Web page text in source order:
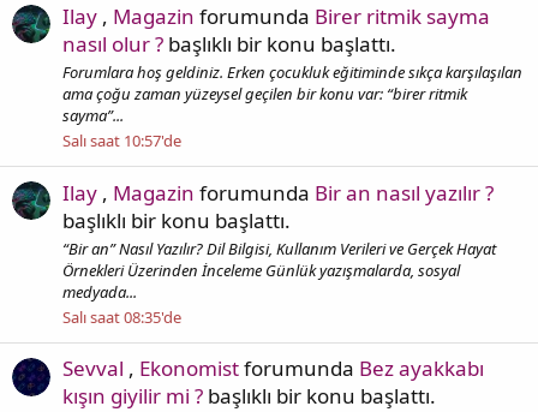
Ilay , Magazin forumunda Birer ritmik sayma
nasıl olur ? başlıklı bir konu başlattı.
Forumlara hoş geldiniz. Erken çocukluk eğitiminde sıkça karşılaşılan
ama çoğu zaman yüzeysel geçilen bir konu var: “birer ritmik
sayma”...
Salı saat 10:57'de
Ilay , Magazin forumunda Bir an nasıl yazılır ?
başlıklı bir konu başlattı.
“Bir an” Nasıl Yazılır? Dil Bilgisi, Kullanım Verileri ve Gerçek Hayat
Örnekleri Üzerinden İnceleme Günlük yazışmalarda, sosyal
medyada...
Salı saat 08:35'de
Sevval , Ekonomistforumunda Bez ayakkabı
kışın giyilir mi ? başlıklı bir konu başlattı.